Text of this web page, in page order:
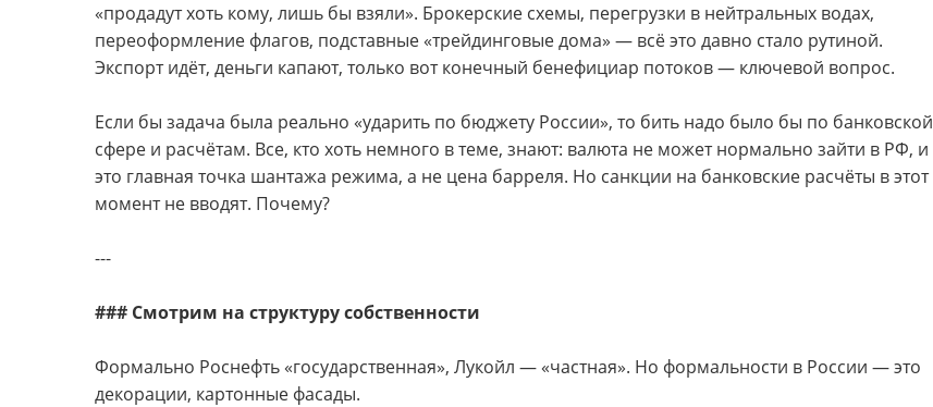
«продадут хоть кому, лишь бы взяли». Брокерские схемы, перегрузки в нейтральных водах,
переоформление флагов, подставные «трейдинговые дома» — всё это давно стало рутиной.
Экспорт идёт, деньги капают, только вот конечный бенефициар потоков — ключевой вопрос.
Если бы задача была реально «ударить по бюджету России», то бить надо было бы по банковской
сфере и расчётам. Все, кто хоть немного в теме, знают: валюта не может нормально зайти в РФ, и
это главная точка шантажа режима, а не цена барреля. Но санкции на банковские расчёты в этот
момент не вводят. Почему?
---
### Смотрим на структуру собственности
Формально Роснефть «государственная», Лукойл — «частная». Но формальности в России — это
декорации, картонные фасады.